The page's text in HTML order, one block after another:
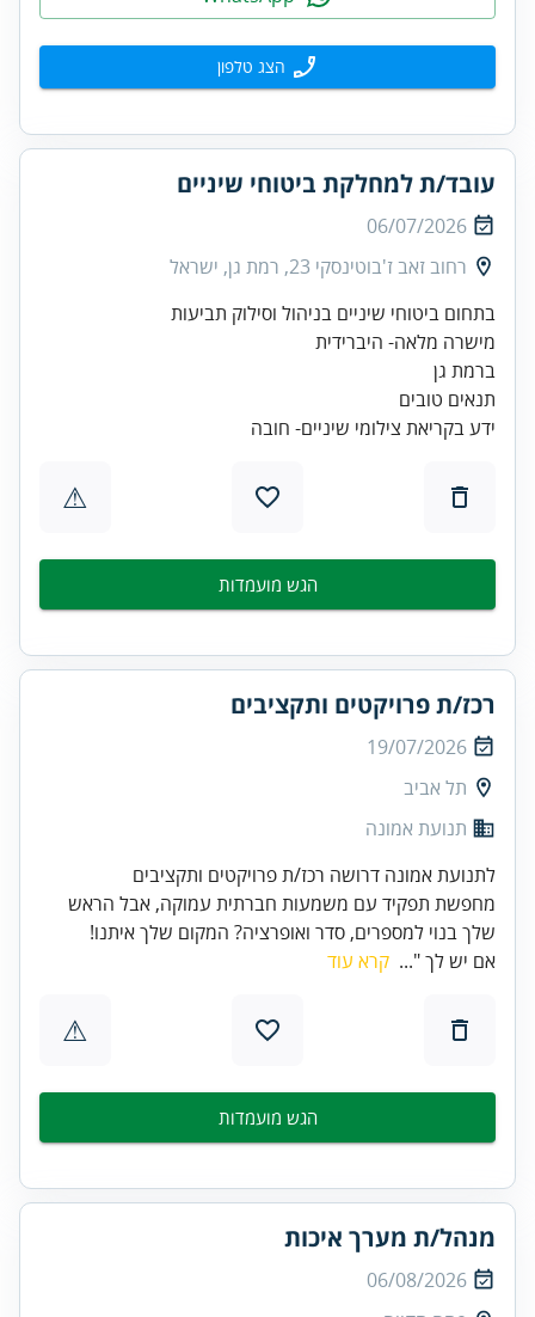
הצג טלפון
עובד/ת למחלקת ביטוחי שיניים
06/07/2026
רחוב זאב ז'בוטינסקי 23, רמת גן, ישראל
ידע בקריאת צילומי שיניים- חובה
⚠
הגש מועמדות
רכז/ת פרויקטים ותקציבים
19/07/2026
תל אביב
תנועת אמונה
לתנועת אמונה דרושה רכז/ת פרויקטים ותקציבים
מחפשת תפקיד עם משמעות חברתית עמוקה, אבל הראש
שלך בנוי למספרים, סדר ואופרציה? המקום שלך איתנו!
אם יש לך "... קרא עוד
⚠
הגש מועמדות
מנהל/ת מערך איכות
06/08/2026